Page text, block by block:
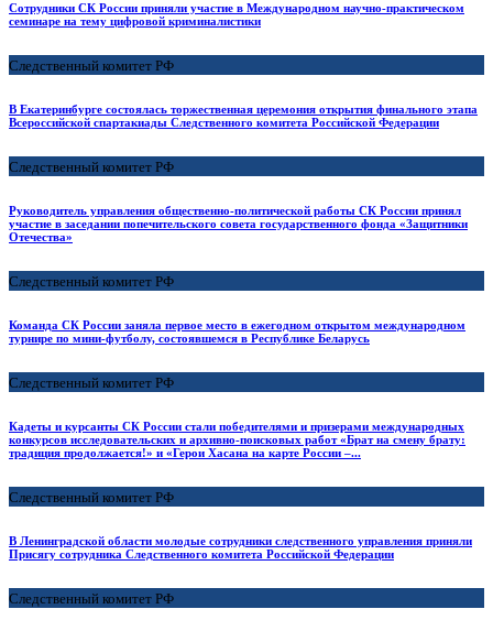
Сотрудники СК России приняли участие в Международном научно-практическом
семинаре на тему цифровой криминалистики
Следственный комитет РФ
В Екатеринбурге состоялась торжественная церемония открытия финального этапа
Всероссийской спартакиады Следственного комитета Российской Федерации
Следственный комитет РФ
Руководитель управления общественно-политической работы СК России принял
участие в заседании попечительского совета государственного фонда «Защитники
Отечества»
Следственный комитет РФ
Команда СК России заняла первое место в ежегодном открытом международном
турнире по мини-футболу, состоявшемся в Республике Беларусь
Следственный комитет РФ
Кадеты и курсанты СК России стали победителями и призерами международных
конкурсов исследовательских и архивно-поисковых работ «Брат на смену брату:
традиция продолжается!» и «Герои Хасана на карте России –...
Следственный комитет РФ
В Ленинградской области молодые сотрудники следственного управления приняли
Присягу сотрудника Следственного комитета Российской Федерации
Следственный комитет РФ